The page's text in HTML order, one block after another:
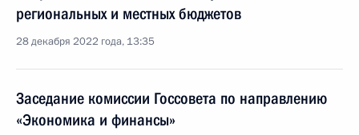
региональных и местных бюджетов
28 декабря 2022 года, 13:35
Заседание комиссии Госсовета по направлению
«Экономика и финансы»